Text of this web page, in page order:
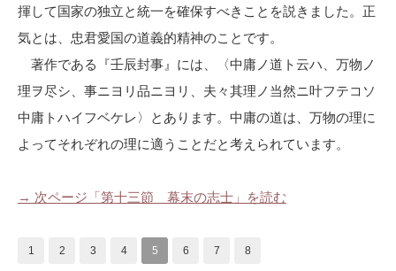
揮して国家の独立と統一を確保すべきことを説きました。正
気とは、忠君愛国の道義的精神のことです。
著作である『壬辰封事』には、〈中庸ノ道ト云ハ、万物ノ
理ヲ尽シ、事ニヨリ品ニヨリ、夫々其理ノ当然ニ叶フテコソ
中庸トハイフベケレ〉とあります。中庸の道は、万物の理に
よってそれぞれの理に適うことだと考えられています。
→ 次ページ「第十三節 幕末の志士」を読む
1 2 3 4 5 6 7 8